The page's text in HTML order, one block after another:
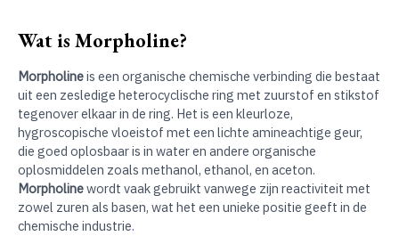
Wat is Morpholine?
Morpholineis een organische chemische verbinding die bestaat
uit een zesledige heterocyclische ring met zuurstof en stikstof
tegenover elkaar in de ring. Het is een kleurloze,
hygroscopische vloeistof met een lichte amineachtige geur,
die goed oplosbaar is in water en andere organische
oplosmiddelen zoals methanol, ethanol, en aceton.
Morpholinewordt vaak gebruikt vanwege zijn reactiviteit met
zowel zuren als basen, wat het een unieke positie geeft in de
chemische industrie.